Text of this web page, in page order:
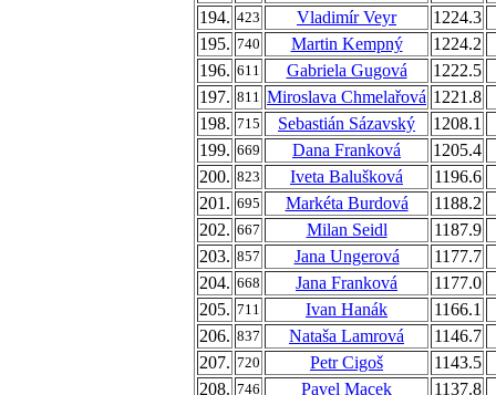
194. 423 Vladimír Veyr
1224.3
195. 740 Martin Kempný
1224.2
196. 611 Gabriela Gugová
1222.5
197. 811 Miroslava Chmelařová 1221.8
198. 715 Sebastián Sázavský
1208.1
199. 669 Dana Franková
1205.4
200. 823 Iveta Balušková
1196.6
201. 695 Markéta Burdová
1188.2
202. 667 Milan Seidl
1187.9
203. 857 Jana Ungerová
1177.7
204. 668 Jana Franková
1177.0
205. 711 Ivan Hanák
1166.1
206. 837 Nataša Lamrová
1146.7
207. 720 Petr Cigoš
1143.5
208. 746 Pavel Macek
1137.8